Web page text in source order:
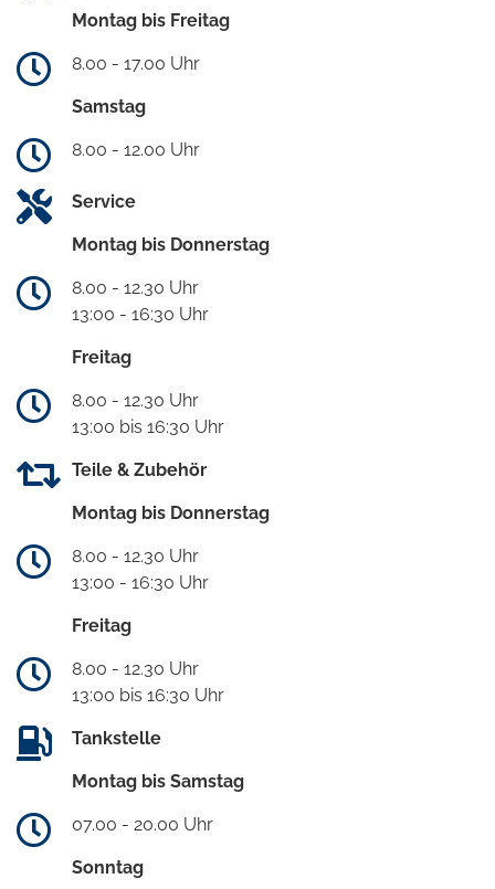
Montag bis Freitag
8.00 - 17.00 Uhr
Samstag
8.00 - 12.00 Uhr
Service
Montag bis Donnerstag
8.00 - 12.30 Uhr
13:00 - 16:30 Uhr
Freitag
8.00 - 12.30 Uhr
13:00 bis 16:30 Uhr
Teile & Zubehör
Montag bis Donnerstag
8.00 - 12.30 Uhr
13:00 - 16:30 Uhr
Freitag
8.00 - 12.30 Uhr
13:00 bis 16:30 Uhr
Tankstelle
Montag bis Samstag
07.00 - 20.00 Uhr
Sonntag